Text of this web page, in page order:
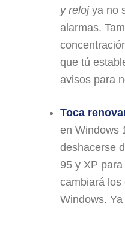
y relojya no
alarmas.
que tú
avisos para
Toca
en Windows
deshacerse
95 y XP
cambiará los
Windows.